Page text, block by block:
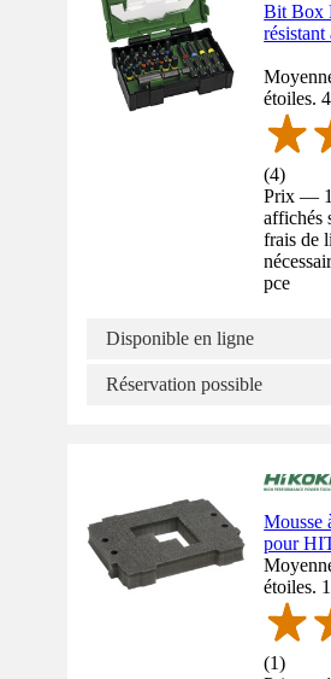
Bit Box
étoiles.
(4)
Prix —
affichés
frais de
pce
Disponible en ligne
Réservation possible
Mousse
pour
étoiles.
(1)